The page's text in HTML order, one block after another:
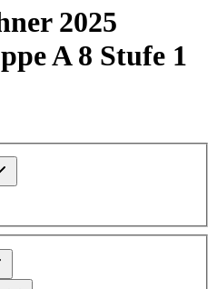
2025
A 8 Stufe 1